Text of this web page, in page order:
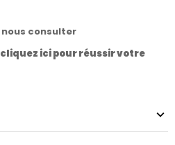
consulter
ici pour réussir votre